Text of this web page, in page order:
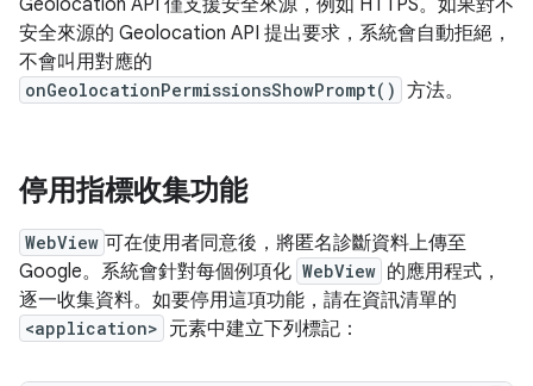
Geolocation API 僅支援安全來源，例如 HTTPS。如果對不
安全來源的 Geolocation API 提出要求，系統會自動拒絕，
不會叫用對應的
onGeolocationPermissionsShowPrompt() 方法。
停用指標收集功能
WebView 可在使用者同意後，將匿名診斷資料上傳至
Google。系統會針對每個例項化 WebView 的應用程式，
逐一收集資料。如要停用這項功能，請在資訊清單的
<application> 元素中建立下列標記：